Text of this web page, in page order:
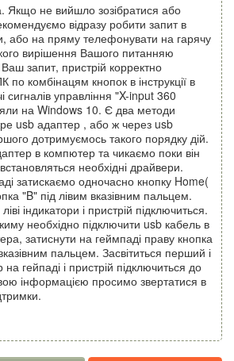
Якщо не вийшло зозібратися або
відразу робити запит в
або на пряму телефонувати на гарячу
вирішення Вашого питанняю
запит, пристрій корректно
по комбінацям кнопок в інструкції в
сигналів управління "X-input 360
на Windows 10. Є два методи
usb адаптер , або ж через usb
дотримуємось такого порядку дій.
в компютер та чикаємо поки він
необхідні драйвери.
затискаємо одночасно кнопку Home(
"B" під лівим вказівним пальцем.
індикатори і пристрій підключиться.
необхідно підключити usb кабель в
затиснути на геймпаді праву кнопка
пальцем. Засвітиться перший і
на гейпаді і пристрій підключиться до
інформацією просимо звертатися в